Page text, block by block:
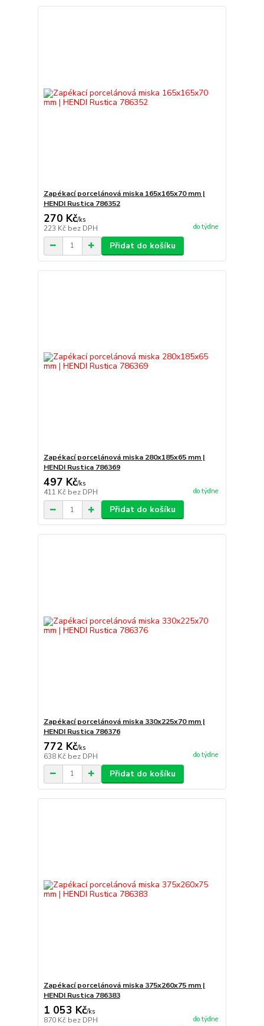
Zapékací porcelánová miska 165x165x70 mm |
HENDI Rustica 786352
270 Kč/ks
223 Kč bez DPH do týdne
Přidat do košíku
Zapékací porcelánová miska 280x185x65 mm |
HENDI Rustica 786369
497 Kč/ks
411 Kč bez DPH do týdne
Přidat do košíku
Zapékací porcelánová miska 330x225x70 mm |
HENDI Rustica 786376
772 Kč/ks
638 Kč bez DPH do týdne
Přidat do košíku
Zapékací porcelánová miska 375x260x75 mm |
HENDI Rustica 786383
1 053 Kč/ks
870 Kč bez DPH do týdne